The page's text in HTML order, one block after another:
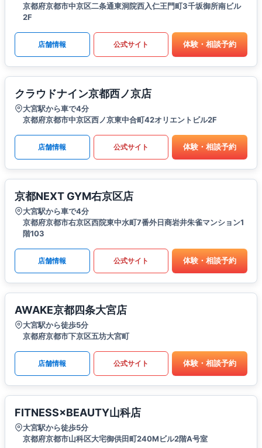
京都府京都市中京区二条通東洞院西入仁王門町3千坂御所南ビル
2F
店舗情報 公式サイト 体験・相談予約
クラウドナイン京都西ノ京店
大宮駅から車で4分
京都府京都市中京区西ノ京東中合町42オリエントビル2F
店舗情報 公式サイト 体験・相談予約
京都NEXT GYM右京区店
大宮駅から車で4分
京都府京都市右京区西院東中水町7番外日商岩井朱雀マンション1
階103
店舗情報 公式サイト 体験・相談予約
AWAKE京都四条大宮店
大宮駅から徒歩5分
京都府京都市下京区五坊大宮町
店舗情報 公式サイト 体験・相談予約
FITNESS×BEAUTY山科店
大宮駅から徒歩5分
京都府京都市山科区大宅御供田町240Mビル2階A号室